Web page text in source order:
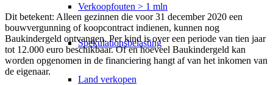
Verkoopfouten > 1 mln
Spekulationsbelasting
Land verkopen
Dit betekent: Alleen gezinnen die voor 31 december 2020 een
bouwvergunning of koopcontract indienen, kunnen nog
Baukindergeld ontvangen. Per kind is over een periode van tien jaar
tot 12.000 euro beschikbaar. Of en hoeveel Baukindergeld kan
worden opgenomen in de financiering hangt af van het inkomen van
de eigenaar.